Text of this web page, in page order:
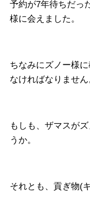
予約が7年待ちだっ
様に会えました。
ちなみにズノー様
なければなりません
もしも、ザマスが
うか。
それとも、貢ぎ物(